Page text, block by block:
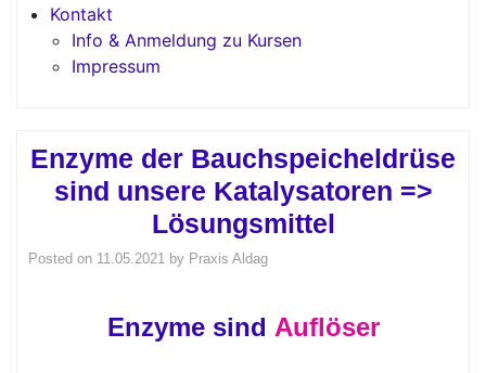
Kontakt
Info & Anmeldung zu Kursen
Impressum
Enzyme der Bauchspeicheldrüse
sind unsere Katalysatoren =>
Lösungsmittel
Posted on 11.05.2021 by Praxis Aldag
Enzyme sind Auflöser